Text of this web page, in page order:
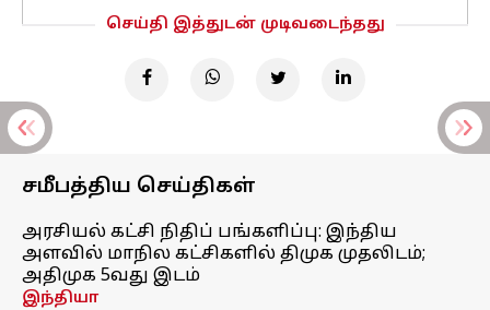
செய்தி இத்துடன் முடிவடைந்தது
சமீபத்திய செய்திகள்
அரசியல் கட்சி நிதிப் பங்களிப்பு: இந்திய
அளவில் மாநில கட்சிகளில் திமுக முதலிடம்;
அதிமுக 5வது இடம்
இந்தியா